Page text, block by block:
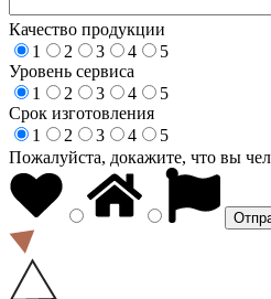
Качество продукции
1
2 3 4
5
Уровень сервиса
1
2 3 4
5
Срок изготовления
1
2 3 4
5
Пожалуйста, докажите, что вы